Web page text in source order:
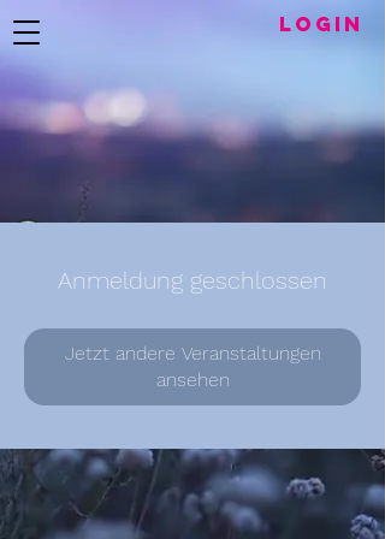
LogIN
Anmeldung geschlossen
Jetzt andere Veranstaltungen
ansehen